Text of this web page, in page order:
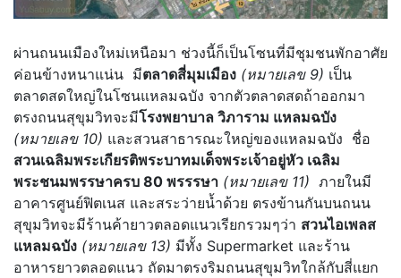
ผ่านถนนเมืองใหม่เหนือมา ช่วงนี้ก็เป็นโซนที่มีชุมชนพักอาศัย
ค่อนข้างหนาแน่น มีตลาดสี่มุมเมือง (หมายเลข 9) เป็น
ตลาดสดใหญ่ในโซนแหลมฉบัง จากตัวตลาดสดถ้าออกมา
ตรงถนนสุขุมวิทจะมีโรงพยาบาล วิภาราม แหลมฉบัง
(หมายเลข 10) และสวนสาธารณะใหญ่ของแหลมฉบัง ชื่อ
สวนเฉลิมพระเกียรติพระบาทมเด็จพระเจ้าอยู่หัว เฉลิม
พระชนมพรรษาครบ 80 พรรรษา (หมายเลข 11) ภายในมี
อาคารศูนย์ฟิตเนส และสระว่ายน้ำด้วย ตรงข้านกันบนถนน
สุขุมวิทจะมีร้านค้ายาวตลอดแนวเรียกรวมๆว่า สวนไอเพลส
แหลมฉบัง (หมายเลข 13) มีทั้ง Supermarket และร้าน
อาหารยาวตลอดแนว ถัดมาตรงริมถนนสุขุมวิทใกล้กับสี่แยก